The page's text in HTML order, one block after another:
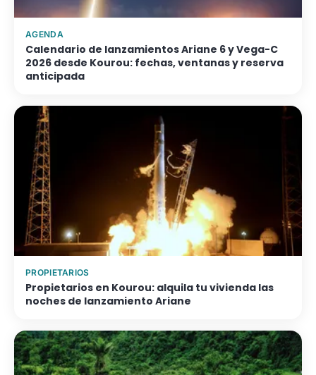
AGENDA
Calendario de lanzamientos Ariane 6 y Vega-C
2026 desde Kourou: fechas, ventanas y reserva
anticipada
PROPIETARIOS
Propietarios en Kourou: alquila tu vivienda las
noches de lanzamiento Ariane